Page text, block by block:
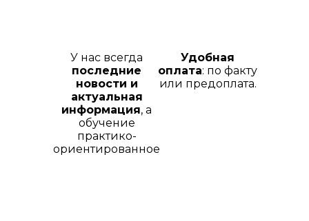
У нас всегда
последние
новости и
актуальная
информация, а
обучение
практико-
ориентированное
Удобная
оплата: по факту
или предоплата.